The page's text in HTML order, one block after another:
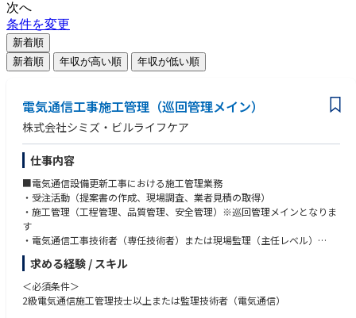
次へ
条件を変更
新着順
新着順
年収が高い順 年収が低い順
電気通信工事施工管理（巡回管理メイン）
株式会社シミズ・ビルライフケア
仕事内容
■電気通信設備更新工事における施工管理業務
・受注活動（提案書の作成、現場調査、業者見積の取得）
・施工管理（工程管理、品質管理、安全管理）※巡回管理メインとなりま
す
・電気通信工事技術者（専任技術者）または現場監理（主任レベル）
・現場施工管理における支援業務
・研修センターにおける研修講師
などの業務を基本とする
・対象設備 中央監視、自動制御、入退室管理、ＩＴＶ、ＡＶ、電子掲示
求める経験 / スキル
＜必須条件＞
2級電気通信施工管理技士以上または監理技術者（電気通信）